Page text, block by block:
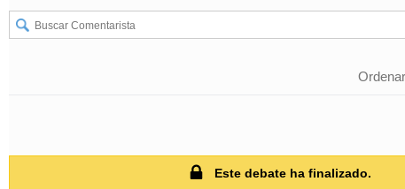
Este debate ha finalizado.